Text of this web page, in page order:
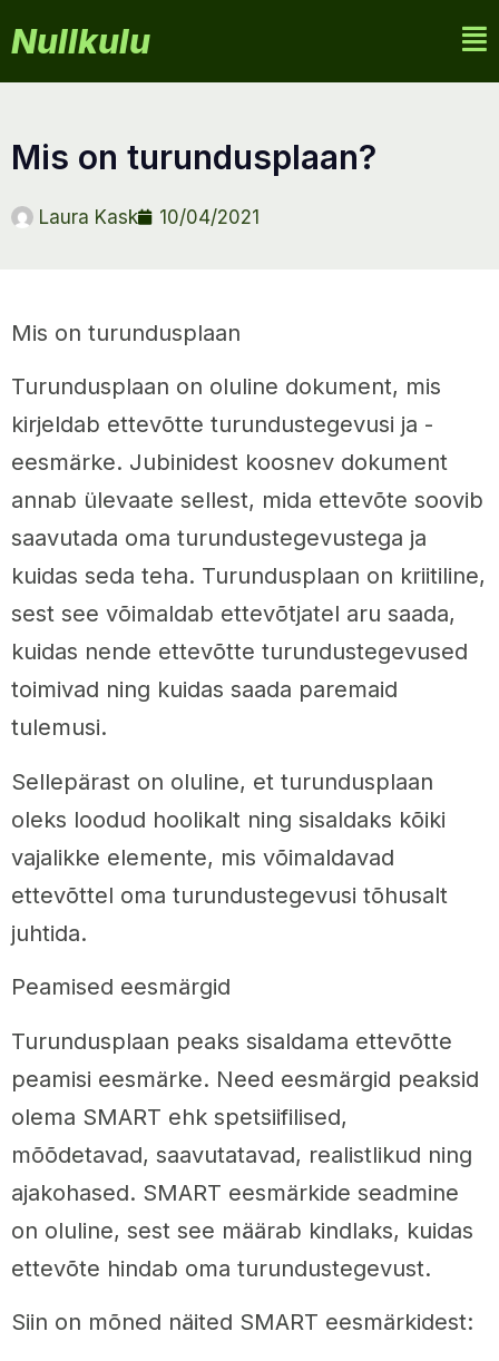
Nullkulu
mis on turundusplaan?
Laura Kask 10/04/2021
Mis on turundusplaan
Turundusplaan on oluline dokument, mis
kirjeldab ettevõtte turundustegevusi ja -
eesmärke. Jubinidest koosnev dokument
annab ülevaate sellest, mida ettevõte soovib
saavutada oma turundustegevustega ja
kuidas seda teha. Turundusplaan on kriitiline,
sest see võimaldab ettevõtjatel aru saada,
kuidas nende ettevõtte turundustegevused
toimivad ning kuidas saada paremaid
tulemusi.
Sellepärast on oluline, et turundusplaan
oleks loodud hoolikalt ning sisaldaks kõiki
vajalikke elemente, mis võimaldavad
ettevõttel oma turundustegevusi tõhusalt
juhtida.
Peamised eesmärgid
Turundusplaan peaks sisaldama ettevõtte
peamisi eesmärke. Need eesmärgid peaksid
olema SMART ehk spetsiifilised,
mõõdetavad, saavutatavad, realistlikud ning
ajakohased. SMART eesmärkide seadmine
on oluline, sest see määrab kindlaks, kuidas
ettevõte hindab oma turundustegevust.
Siin on mõned näited SMART eesmärkidest: